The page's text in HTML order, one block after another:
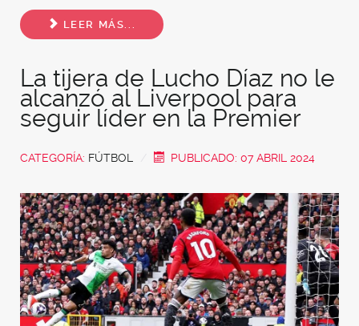
Share
LEER MÁS...
La tijera de Lucho Díaz no le
alcanzó al Liverpool para
seguir líder en la Premier
CATEGORÍA: FÚTBOL PUBLICADO: 07 ABRIL 2024